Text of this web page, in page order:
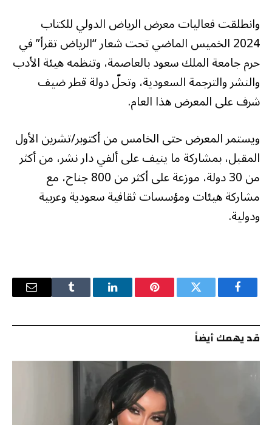
وانطلقت فعاليات معرض الرياض الدولي للكتاب
2024 الخميس الماضي تحت شعار “الرياض تقرأ” في
حرم جامعة الملك سعود بالعاصمة، وتنظمه هيئة الأدب
والنشر والترجمة السعودية، وتحلّ دولة قطر ضيف
شرف على المعرض هذا العام.
ويستمر المعرض حتى الخامس من أكتوبر/تشرين الأول
المقبل، بمشاركة ما ينيف على ألفي دار نشر، من أكثر
من 30 دولة، موزعة على أكثر من 800 جناح، مع
مشاركة هيئات ومؤسسات ثقافية سعودية وعربية
ودولية.
فيسبوك تويتر بينتيريستلينكدإن Tumblr
البريد
قد يهمك أيضاً